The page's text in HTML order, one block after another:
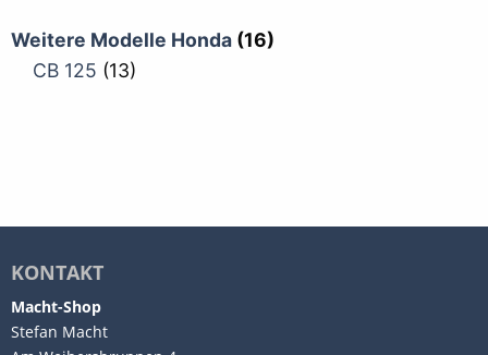
Weitere Modelle Honda (16)
CB 125 (13)
KONTAKT
Macht-Shop
Stefan Macht